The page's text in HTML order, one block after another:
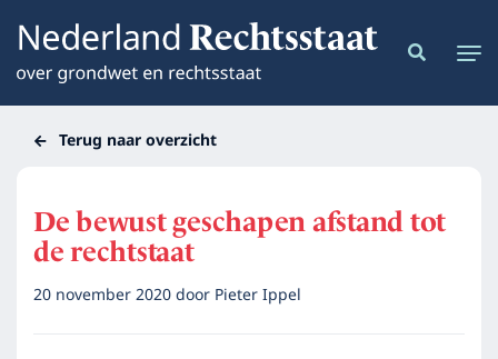
Terug naar overzicht
De bewust geschapen afstand tot
de rechtstaat
20 november 2020door Pieter Ippel